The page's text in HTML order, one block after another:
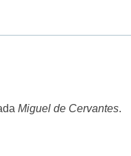
Miguel de Cervantes.